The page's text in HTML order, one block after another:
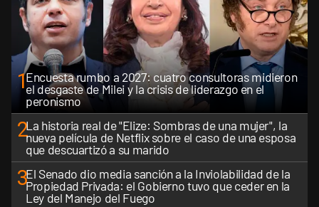
1Encuesta rumbo a 2027: cuatro consultoras midieron
el desgaste de Milei y la crisis de liderazgo en el
peronismo
2La historia real de "Elize: Sombras de una mujer", la
nueva película de Netflix sobre el caso de una esposa
que descuartizó a su marido
3El Senado dio media sanción a la Inviolabilidad de la
Propiedad Privada: el Gobierno tuvo que ceder en la
Ley del Manejo del Fuego